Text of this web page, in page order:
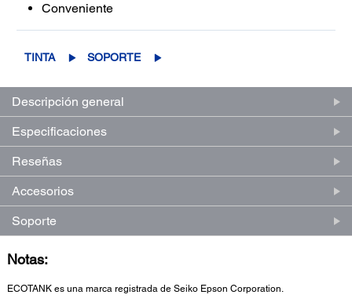
Conveniente
TINTA SOPORTE
Descripción general
Especificaciones
Reseñas
Accesorios
Soporte
Notas:
ECOTANK es una marca registrada de Seiko Epson Corporation.